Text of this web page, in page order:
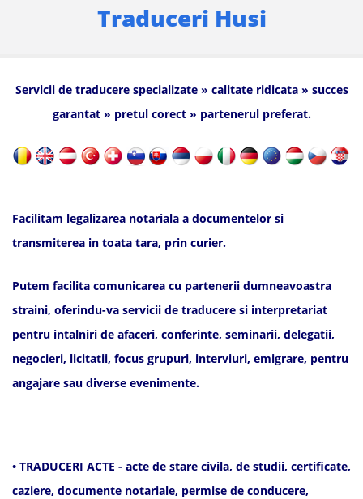
Traduceri Husi
Servicii de traducere specializate » calitate ridicata » succes
garantat » pretul corect » partenerul preferat.
Facilitam legalizarea notariala a documentelor si
transmiterea in toata tara, prin curier.
Putem facilita comunicarea cu partenerii dumneavoastra
straini, oferindu-va servicii de traducere si interpretariat
pentru intalniri de afaceri, conferinte, seminarii, delegatii,
negocieri, licitatii, focus grupuri, interviuri, emigrare, pentru
angajare sau diverse evenimente.
• TRADUCERI ACTE - acte de stare civila, de studii, certificate,
caziere, documente notariale, permise de conducere,